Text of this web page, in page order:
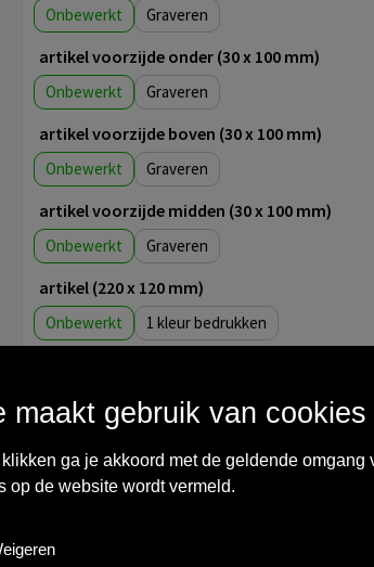
Onbewerkt Graveren
artikel voorzijde onder (30 x 100 mm)
Onbewerkt Graveren
artikel voorzijde boven (30 x 100 mm)
Onbewerkt Graveren
artikel voorzijde midden (30 x 100 mm)
Onbewerkt Graveren
artikel (220 x 120 mm)
Onbewerkt 1
Onbewerkt
4
5
Onbewerkt
maakt gebruik van cookies
ga je akkoord met de geldende omgang
op de website wordt vermeld.